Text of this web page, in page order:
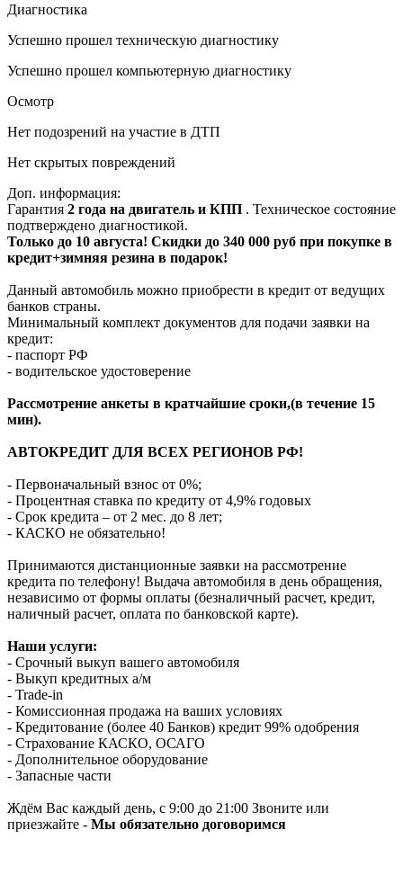
Диагностика
Успешно прошел техническую диагностику
Успешно прошел компьютерную диагностику
Осмотр
Нет подозрений на участие в ДТП
Нет скрытых повреждений
Доп. информация:
Гарантия 2 года на двигатель и КПП . Техническое состояние
подтверждено диагностикой.
Только до 10 августа! Скидки до 340 000 руб при покупке в
кредит+зимняя резина в подарок!
Данный автомобиль можно приобрести в кредит от ведущих
банков страны.
Минимальный комплект документов для подачи заявки на
кредит:
- паспорт РФ
- водительское удостоверение
Рассмотрение анкеты в кратчайшие сроки,(в течение 15
мин).
АВТОКРЕДИТ ДЛЯ ВСЕХ РЕГИОНОВ РФ!
- Первоначальный взнос от 0%;
- Процентная ставка по кредиту от 4,9% годовых
- Срок кредита – от 2 мес. до 8 лет;
- КАСКО не обязательно!
Принимаются дистанционные заявки на рассмотрение
кредита по телефону! Выдача автомобиля в день обращения,
независимо от формы оплаты (безналичный расчет, кредит,
наличный расчет, оплата по банковской карте).
Наши услуги:
- Срочный выкуп вашего автомобиля
- Выкуп кредитных а/м
- Trade-in
- Комиссионная продажа на ваших условиях
- Кредитование (более 40 Банков) кредит 99% одобрения
- Страхование КАСКО, ОСАГО
- Дополнительное оборудование
- Запасные части
Ждём Вас каждый день, с 9:00 до 21:00 Звоните или
приезжайте - Мы обязательно договоримся